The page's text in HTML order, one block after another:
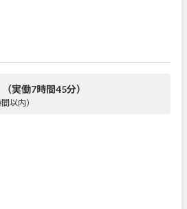
（実働7時間45分）
以内）